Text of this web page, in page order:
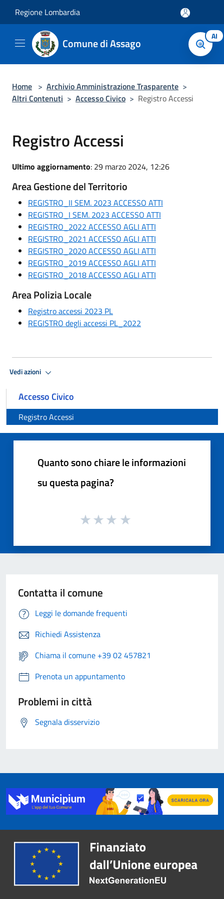
Regione Lombardia
Comune di Assago AI
Home > Archivio Amministrazione Trasparente >
Altri Contenuti > Accesso Civico > Registro Accessi
Registro Accessi
Ultimo aggiornamento: 29 marzo 2024, 12:26
Area Gestione del Territorio
REGISTRO_II SEM. 2023 ACCESSO ATTI
REGISTRO_I SEM. 2023 ACCESSO ATTI
REGISTRO_2022 ACCESSO AGLI ATTI
REGISTRO_2021 ACCESSO AGLI ATTI
REGISTRO_2020 ACCESSO AGLI ATTI
REGISTRO_2019 ACCESSO AGLI ATTI
REGISTRO_2018 ACCESSO AGLI ATTI
Area Polizia Locale
Registro accessi 2023 PL
REGISTRO degli accessi PL_2022
Vedi azioni
Accesso Civico
Registro Accessi
Quanto sono chiare le informazioni
su questa pagina?
Contatta il comune
Leggi le domande frequenti
Richiedi Assistenza
Chiama il comune +39 02 457821
Prenota un appuntamento
Problemi in città
Segnala disservizio